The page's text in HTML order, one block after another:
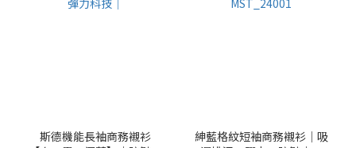
斯德機能長袖商務襯衫
紳藍格紋短袖商務襯衫│吸